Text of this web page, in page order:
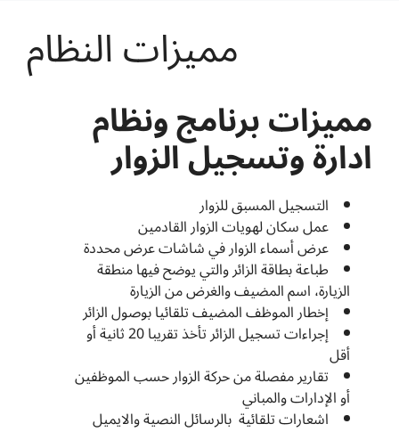
مميزات النظام
مميزات برنامج ونظام
ادارة وتسجيل الزوار
التسجيل المسبق للزوار
عمل سكان لهويات الزوار القادمين
عرض أسماء الزوار في شاشات عرض محددة
طباعة بطاقة الزائر والتي يوضح فيها منطقة
الزيارة، اسم المضيف والغرض من الزيارة
إخطار الموظف المضيف تلقائيا بوصول الزائر
إجراءات تسجيل الزائر تأخذ تقريبا 20 ثانية أو
أقل
تقارير مفصلة من حركة الزوار حسب الموظفين
أو الإدارات والمباني
اشعارات تلقائية بالرسائل النصية والايميل